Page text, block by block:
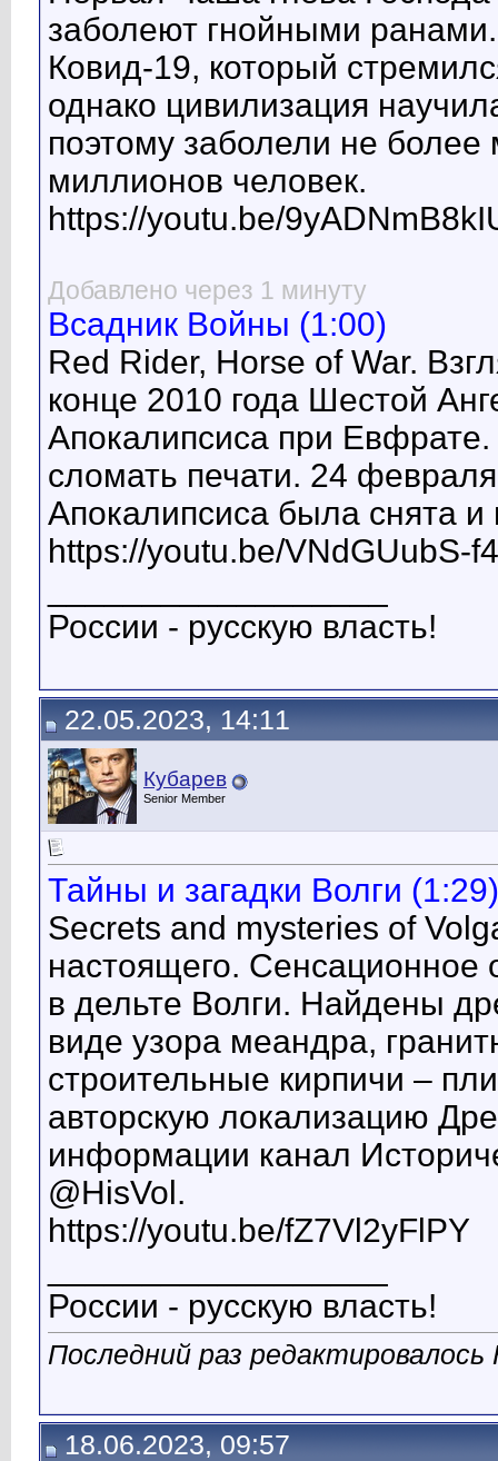
заболеют гнойными
Ковид-19, который
однако цивилизация
поэтому заболели не
миллионов человек.
https://youtu.be/
Добавлено через 1 минуту
Всадник Войны (1:00)
Red Rider, Horse of War.
конце 2010 года Шестой
Апокалипсиса при Евфрате.
сломать печати. 24
Апокалипсиса была снята
https://youtu.be/VNdGUubS-f4
России - русскую власть!
22.05.2023, 14:11
Кубарев
Senior Member
Тайны и загадки Волги (1:29)
Secrets and mysteries of
настоящего. Сенсационное
в дельте Волги. Найдены
виде узора меандра,
строительные кирпичи –
авторскую локализацию
информации канал
@HisVol.
https://youtu.be/fZ7Vl2yFlPY
России - русскую власть!
Последний раз
18.06.2023, 09:57